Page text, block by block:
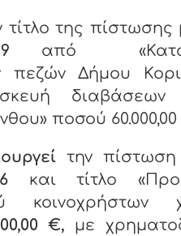
τίτλο της πίστωσης
από
πεζών Δήμου
διαβάσεων
ποσού
την
και τίτλο
κοινοχρήστων
€, με